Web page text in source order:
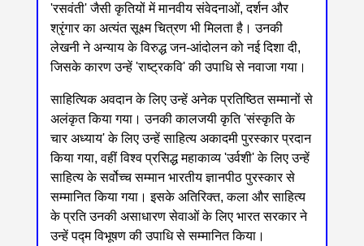
'रसवंती' जैसी कृतियों में मानवीय संवेदनाओं, दर्शन और
श्रृंगार का अत्यंत सूक्ष्म चित्रण भी मिलता है। उनकी
लेखनी ने अन्याय के विरुद्ध जन-आंदोलन को नई दिशा दी,
जिसके कारण उन्हें 'राष्ट्रकवि' की उपाधि से नवाजा गया।
साहित्यिक अवदान के लिए उन्हें अनेक प्रतिष्ठित सम्मानों से
अलंकृत किया गया। उनकी कालजयी कृति 'संस्कृति के
चार अध्याय' के लिए उन्हें साहित्य अकादमी पुरस्कार प्रदान
किया गया, वहीं विश्व प्रसिद्ध महाकाव्य 'उर्वशी' के लिए उन्हें
साहित्य के सर्वोच्च सम्मान भारतीय ज्ञानपीठ पुरस्कार से
सम्मानित किया गया। इसके अतिरिक्त, कला और साहित्य
के प्रति उनकी असाधारण सेवाओं के लिए भारत सरकार ने
उन्हें पद्म विभूषण की उपाधि से सम्मानित किया।